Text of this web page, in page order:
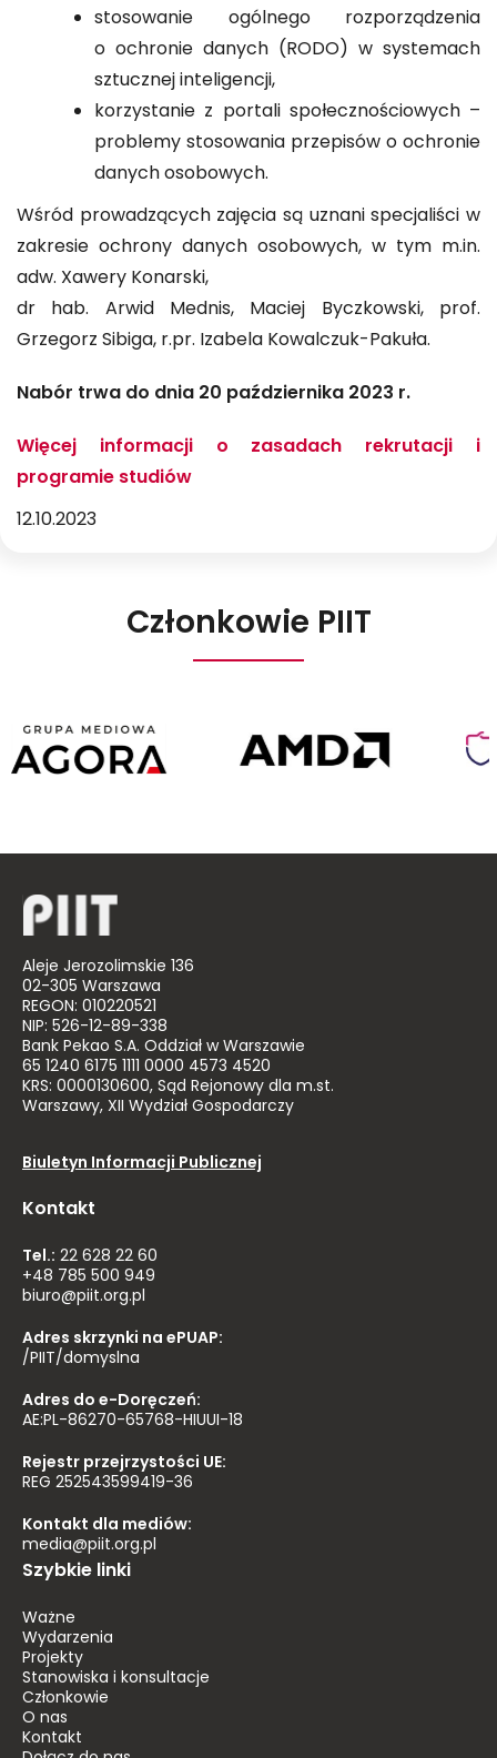
stosowanie ogólnego rozporządzenia
o ochronie danych (RODO) w systemach
sztucznej inteligencji,
korzystanie z portali społecznościowych –
problemy stosowania przepisów o ochronie
danych osobowych.
Wśród prowadzących zajęcia są uznani specjaliści w
zakresie ochrony danych osobowych, w tym m.in.
adw. Xawery Konarski,
dr hab. Arwid Mednis, Maciej Byczkowski, prof.
Grzegorz Sibiga, r.pr. Izabela Kowalczuk-Pakuła.
Nabór trwa do dnia 20 października 2023 r.
Więcej informacji o zasadach rekrutacji i
programie studiów
12.10.2023
Członkowie PIIT
Agora
Poland
Aleje Jerozolimskie 136
02-305 Warszawa
REGON: 010220521
NIP: 526-12-89-338
Bank Pekao S.A. Oddział w Warszawie
65 1240 6175 1111 0000 4573 4520
KRS: 0000130600, Sąd Rejonowy dla m.st.
Warszawy, XII Wydział Gospodarczy
Biuletyn Informacji Publicznej
Kontakt
Tel.: 22 628 22 60
+48 785 500 949
biuro@piit.org.pl
Adres skrzynki na ePUAP:
/PIIT/domyslna
Adres do e-Doręczeń:
AE:PL-86270-65768-HIUUI-18
Rejestr przejrzystości UE:
REG 252543599419-36
Kontakt dla mediów:
media@piit.org.pl
Szybkie linki
Ważne
Wydarzenia
Projekty
Stanowiska i konsultacje
Członkowie
O nas
Kontakt